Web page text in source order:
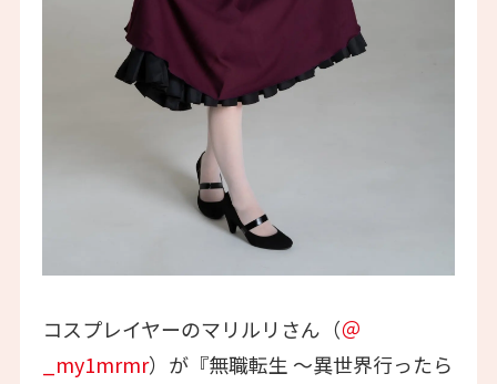
コスプレイヤーのマリルリさん（＠
_my1mrmr）が『無職転生 〜異世界行ったら